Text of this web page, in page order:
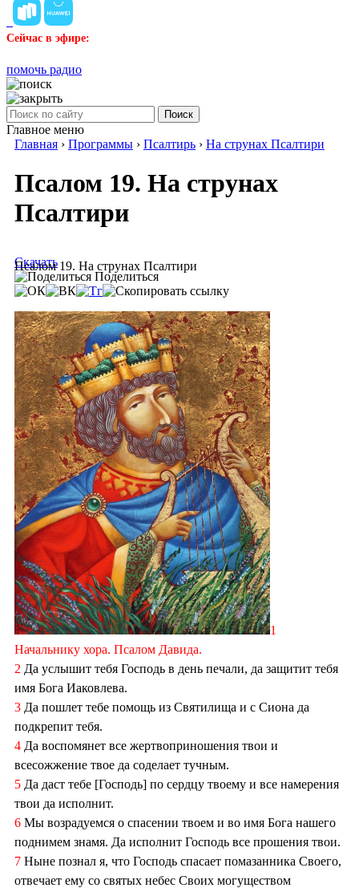
Сейчас в эфире:
помочь радио
Поиск
Главное меню
Главная › Программы › Псалтирь › На струнах Псалтири
Псалом 19. На струнах
Псалтири
Псалом 19. На струнах Псалтири
Скачать
Поделиться
1
Начальнику хора. Псалом Давида.
2 Да услышит тебя Господь в день печали, да защитит тебя
имя Бога Иаковлева.
3 Да пошлет тебе помощь из Святилища и с Сиона да
подкрепит тебя.
4 Да воспомянет все жертвоприношения твои и
всесожжение твое да соделает тучным.
5 Да даст тебе [Господь] по сердцу твоему и все намерения
твои да исполнит.
6 Мы возрадуемся о спасении твоем и во имя Бога нашего
поднимем знамя. Да исполнит Господь все прошения твои.
7 Ныне познал я, что Господь спасает помазанника Своего,
отвечает ему со святых небес Своих могуществом